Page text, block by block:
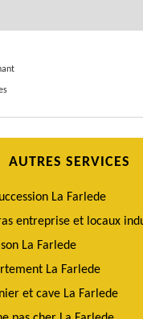
AUTRES SERVICES
La Farlede
entreprise et locaux
La Farlede
La Farlede
et cave La Farlede